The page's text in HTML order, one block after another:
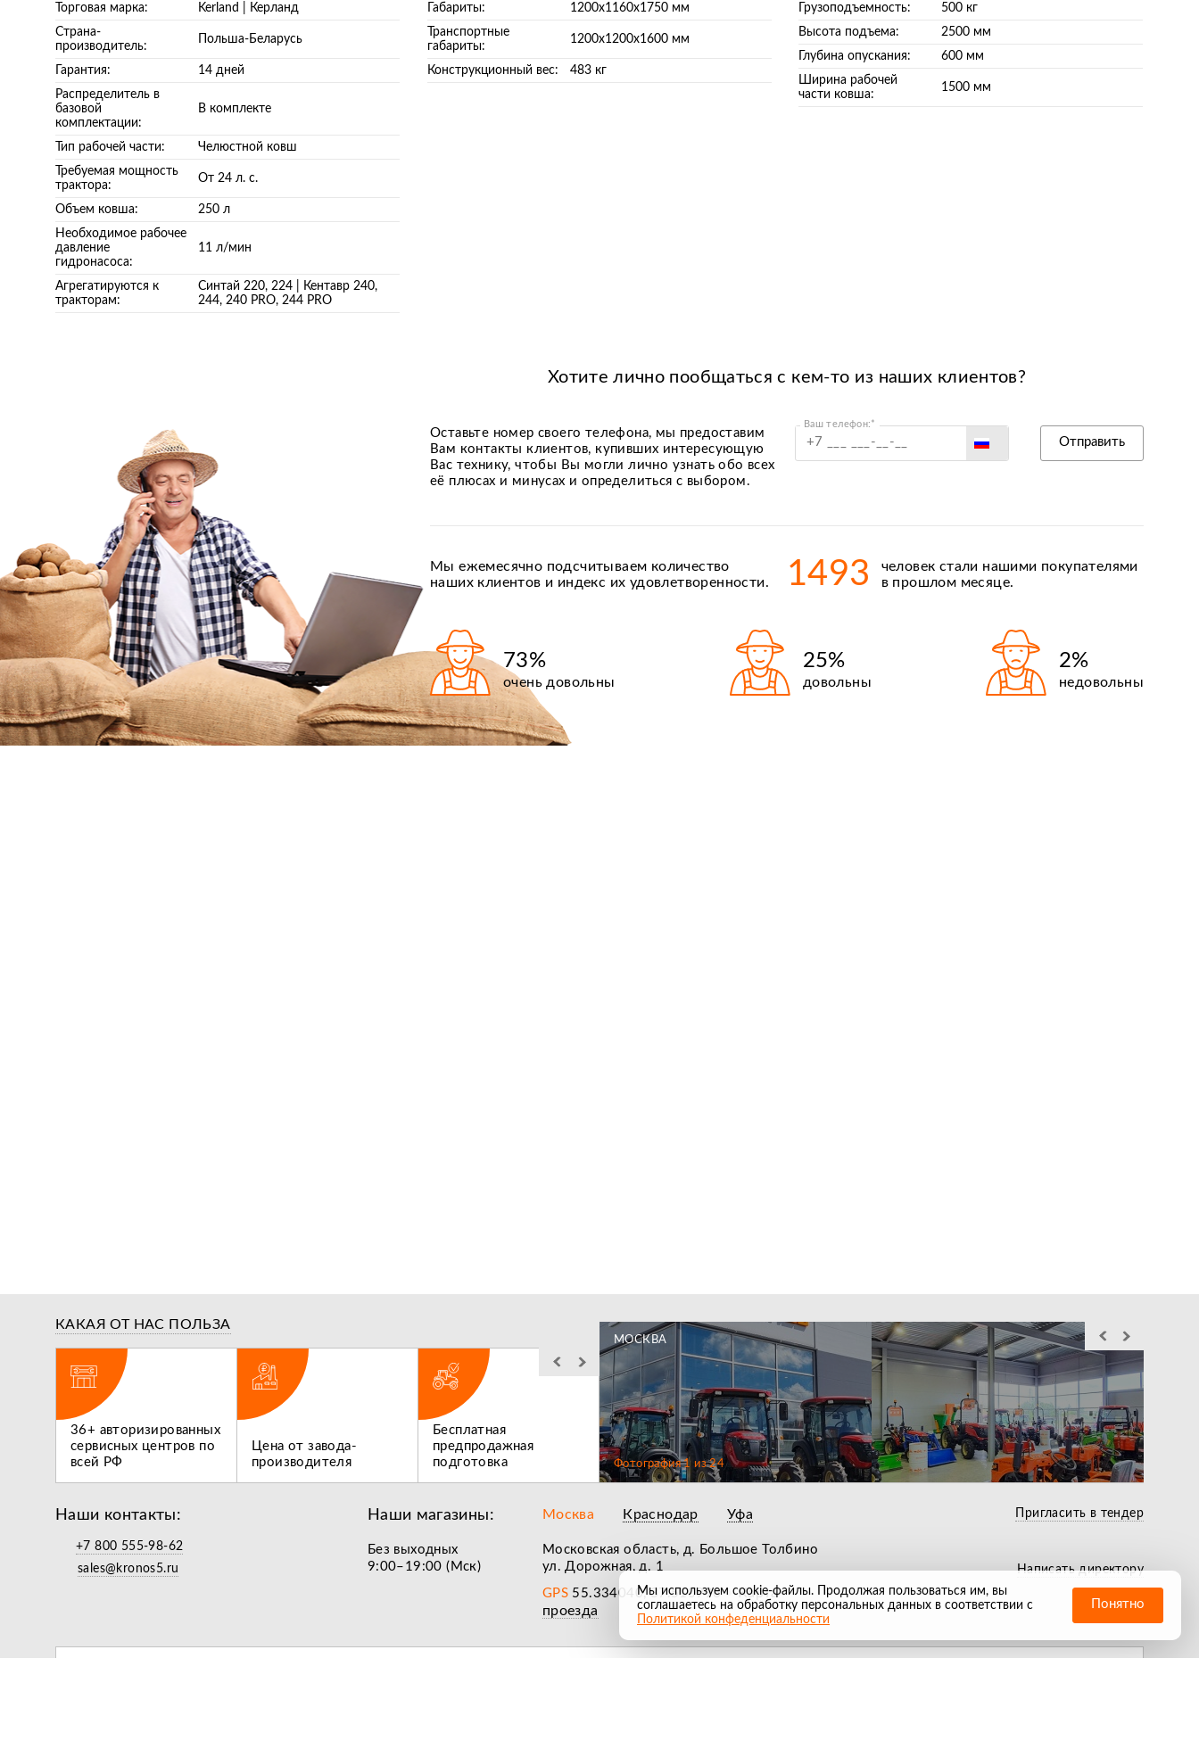
Торговая марка:
Kerland | Керланд
Страна-
производитель:
Польша-Беларусь
Гарантия:
14 дней
Распределитель в
базовой
комплектации:
В комплекте
Тип рабочей части:
Челюстной ковш
Требуемая мощность
трактора:
От 24 л. с.
Объем ковша:
250 л
Необходимое рабочее
давление
гидронасоса:
11 л/мин
Агрегатируются к
тракторам:
Синтай 220, 224 | Кентавр 240,
244, 240 PRO, 244 PRO
Габариты:
1200х1160х1750 мм
Транспортные
габариты:
1200х1200х1600 мм
Конструкционный вес: 483 кг
Грузоподъемность:
500 кг
Высота подъема:
2500 мм
Глубина опускания:
600 мм
Ширина рабочей
части ковша:
1500 мм
Хотите лично пообщаться с кем-то из наших клиентов?
Оставьте номер своего телефона, мы предоставим
Вам контакты клиентов, купивших интересующую
Вас технику, чтобы Вы могли лично узнать обо всех
её плюсах и минусах и определиться с выбором.
Ваш телефон:*
Киргизия
Отправить
Мы ежемесячно подсчитываем количество
наших клиентов и индекс их удовлетворенности.
1493
человек стали нашими покупателями
в прошлом месяце.
73%
очень довольны
25%
довольны
2%
недовольны
КАКАЯ ОТ НАС ПОЛЬЗА
36+ авторизированных
сервисных центров по
всей РФ
Цена от завода-
производителя
Бесплатная
предпродажная
подготовка
Льготное
послегарантийное
обслуживание
Лучшие условия по
кредиту и лизингу
Служба выездного
сервиса действующая
по всей РФ
МОСКВА
Фотография1 из24
Наши контакты:
+7 800 555-98-62
sales@kronos5.ru
Наши магазины: Москва Краснодар Уфа
Без выходных
9:00–19:00 (Мск)
Московская область, д. Большое Толбино
ул. Дорожная, д. 1
GPS 55.334040, 37.510996• Карта
проезда
Пригласить в тендер
Написать директору
Мы используем cookie-файлы. Продолжая пользоваться им, вы
соглашаетесь на обработку персональных данных в соответствии с
Политикой конфеденциальности
Понятно